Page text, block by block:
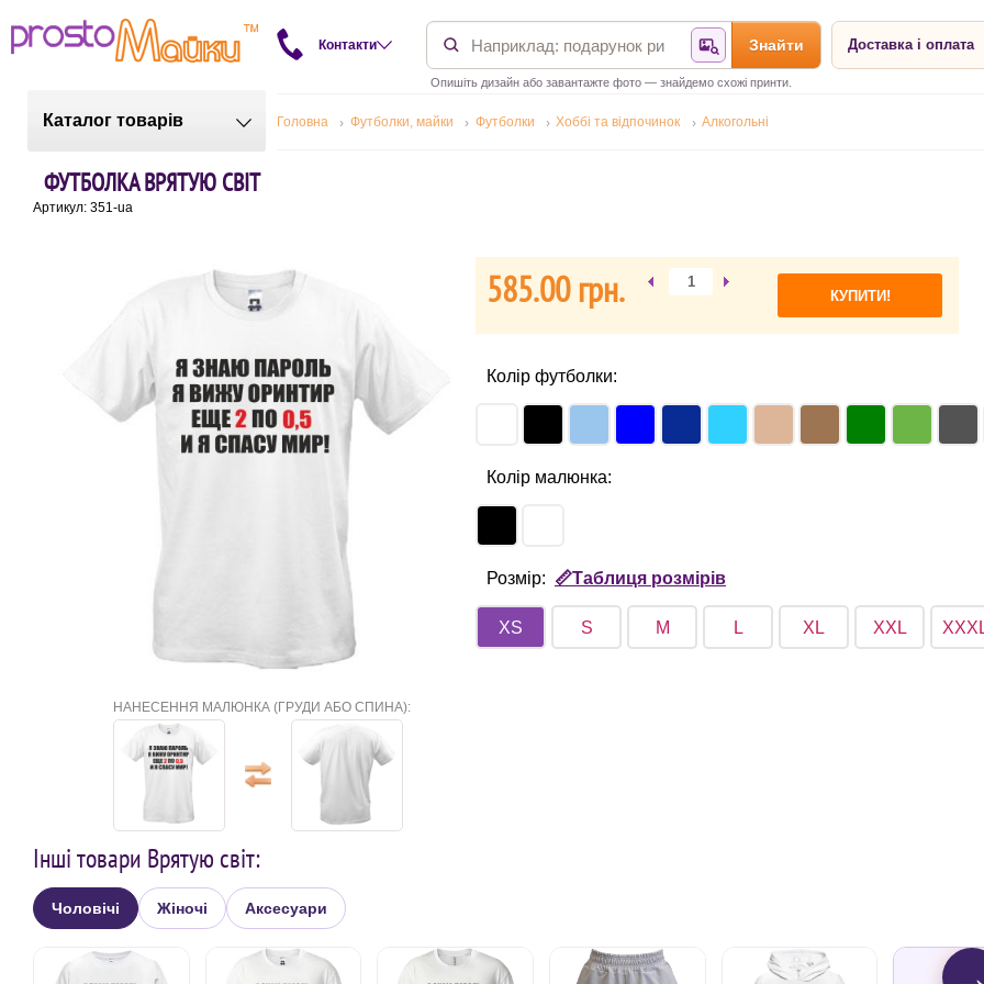
Контакти Знайти за фотографією
Знайти
Опишіть дизайн або завантажте фото — знайдемо схожі принти.
Доставка і оплата
Каталог товарів Головна Футболки, майки Футболки Хоббі та відпочинок Алкогольні
ФУТБОЛКА ВРЯТУЮ СВІТ
Артикул: 351-ua
НАНЕСЕННЯ МАЛЮНКА (ГРУДИ АБО СПИНА):
585.00 гpн.
Колір футболки:
Колір малюнка:
Розмір: 📏Таблиця розмірів
XS S M L XL XXL
Інші товари Врятую світ:
Чоловічі Жіночі Аксесуари